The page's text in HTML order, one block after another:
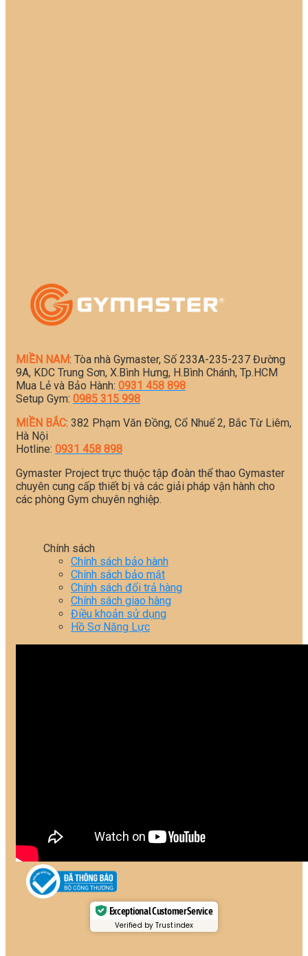
MIỀN NAM: Tòa nhà Gymaster, Số 233A-235-237 Đường
9A, KDC Trung Sơn, X.Bình Hưng, H.Bình Chánh, Tp.HCM
Mua Lẻ và Bảo Hành: 0931 458 898
Setup Gym: 0985 315 998
MIỀN BẮC: 382 Phạm Văn Đồng, Cổ Nhuế 2, Bắc Từ Liêm,
Hà Nội
Hotline: 0931 458 898
Gymaster Project trực thuộc tập đoàn thể thao Gymaster
chuyên cung cấp thiết bị và các giải pháp vận hành cho
các phòng Gym chuyên nghiệp.
Chính sách
Chính sách bảo hành
Chính sách bảo mật
Chính sách đổi trả hàng
Chính sách giao hàng
Điều khoản sử dụng
Hồ Sơ Năng Lực
Exceptional Customer Service
Verified by Trustindex